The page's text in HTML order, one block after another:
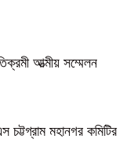
আত্মীয় সম্মেলন
চট্টগ্রাম মহানগর কমিটির